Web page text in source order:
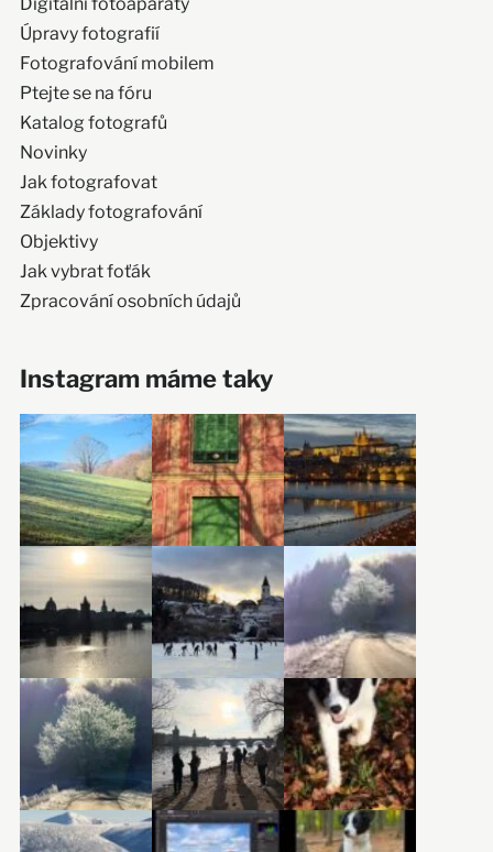
Úpravy fotografií
Fotografování mobilem
Ptejte se na fóru
Katalog fotografů
Novinky
Jak fotografovat
Základy fotografování
Objektivy
Jak vybrat foťák
Zpracování osobních údajů
Instagram máme taky